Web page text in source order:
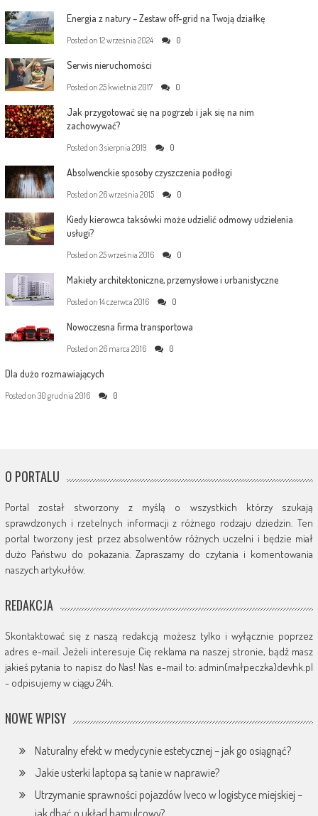
Energia z natury – Zestaw off-grid na Twoją działkę
Posted on 12 września 2024 0
Serwis nieruchomości
Posted on 25 kwietnia 2017 0
Jak przygotować się na pogrzeb i jak się na nim
zachowywać?
Posted on 3 sierpnia 2019 0
Absolwenckie sposoby czyszczenia podłogi
Posted on 26 września 2015 0
Kiedy kierowca taksówki może udzielić odmowy udzielenia
usługi?
Posted on 25 września 2016 0
Makiety architektoniczne, przemysłowe i urbanistyczne
Posted on 14 czerwca 2016 0
Nowoczesna firma transportowa
Posted on 26 marca 2016 0
Dla dużo rozmawiających
Posted on 30 grudnia 2016 0
O PORTALU
Portal został stworzony z myślą o wszystkich którzy szukają
sprawdzonych i rzetelnych informacji z różnego rodzaju dziedzin. Ten
portal tworzony jest przez absolwentów różnych uczelni i będzie miał
dużo Państwu do pokazania. Zapraszamy do czytania i komentowania
naszych artykułów.
REDAKCJA
Skontaktować się z naszą redakcją możesz tylko i wyłącznie poprzez
adres e-mail. Jeżeli interesuje Cię reklama na naszej stronie, bądź masz
jakieś pytania to napisz do Nas! Nas e-mail to: admin(małpeczka)devhk.pl
- odpisujemy w ciągu 24h.
NOWE WPISY
Naturalny efekt w medycynie estetycznej – jak go osiągnąć?
Jakie usterki laptopa są tanie w naprawie?
Utrzymanie sprawności pojazdów Iveco w logistyce miejskiej –
jak dbać o układ hamulcowy?